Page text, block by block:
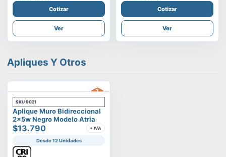
Cotizar
Ver
Cotizar
Ver
Apliques Y Otros
SKU 9021
Aplique Muro Bidireccional
2x5w Negro Modelo Atria
$13.790 + IVA
Desde 12 Unidades